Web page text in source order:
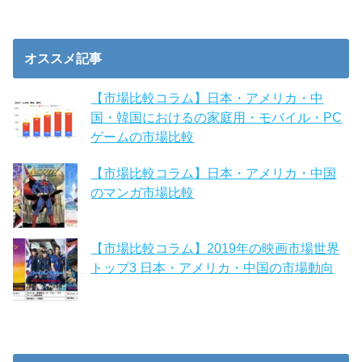
オススメ記事
【市場比較コラム】日本・アメリカ・中
国・韓国におけるの家庭用・モバイル・PC
ゲームの市場比較
【市場比較コラム】日本・アメリカ・中国
のマンガ市場比較
【市場比較コラム】2019年の映画市場世界
トップ3 日本・アメリカ・中国の市場動向